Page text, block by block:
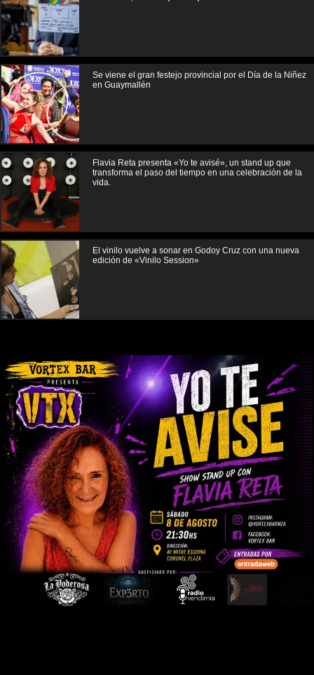
Se viene el gran festejo provincial por el Día de la Niñez
en Guaymallén
Flavia Reta presenta «Yo te avisé», un stand up que
transforma el paso del tiempo en una celebración de la
vida.
El vinilo vuelve a sonar en Godoy Cruz con una nueva
edición de «Vinilo Session»